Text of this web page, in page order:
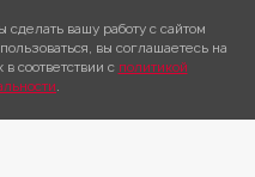
вашу работу с сайтом
вы соглашаетесь на
соответствии с политикой
.